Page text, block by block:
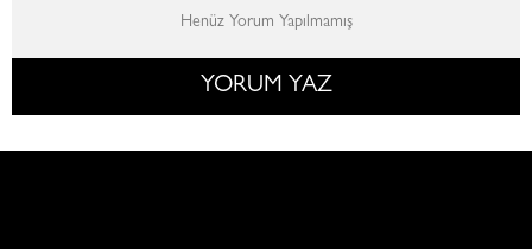
Henüz Yorum Yapılmamış
YORUM YAZ